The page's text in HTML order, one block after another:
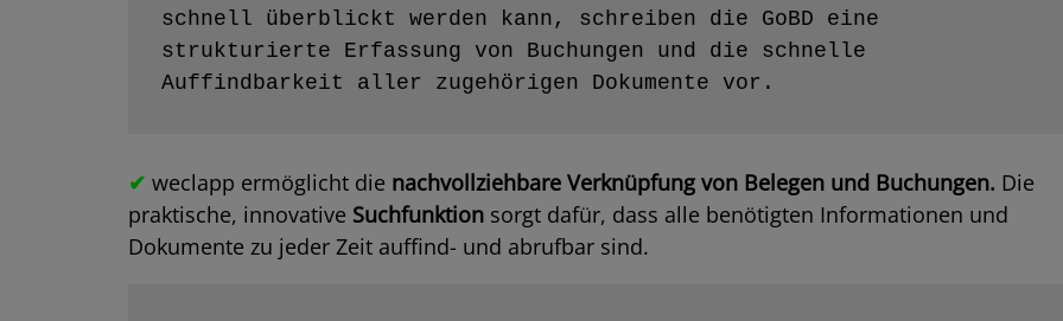
schnell überblickt werden kann, schreiben die GoBD eine
strukturierte Erfassung von Buchungen und die schnelle
Auffindbarkeit aller zugehörigen Dokumente vor.
✔ weclapp ermöglicht die nachvollziehbare Verknüpfung von Belegen und Buchungen. Die
praktische, innovative Suchfunktionsorgt dafür, dass alle benötigten Informationen und
Dokumente zu jeder Zeit auffind- und abrufbar sind.